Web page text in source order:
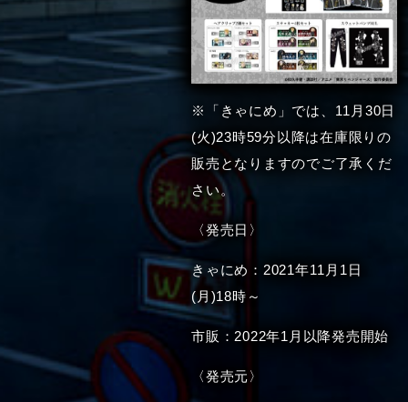
※「きゃにめ」では、11月30日
(火)23時59分以降は在庫限りの
販売となりますのでご了承くだ
さい。
〈発売日〉
きゃにめ：2021年11月1日
(月)18時～
市販：2022年1月以降発売開始
〈発売元〉